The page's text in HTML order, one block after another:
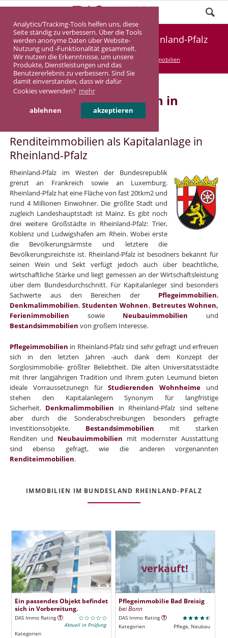
Analytics/Tracking-Tools helfen uns, diese
Seite ständig zu verbessern. Über die Tools
werden anonyme Daten über Website-
Nutzung und -Funktionalität gesammelt.
Wir nutzen die Erkenntnisse, um unsere
Produkte, Dienstleistungen und das
Benutzererlebnis zu verbessern. Sind Sie
damit einverstanden, dass wir dafür
Cookies verwenden? mehr
ablehnen akzeptieren
Kapitalanlageimmobilien in Rheinland-Pfalz
DASINVEST Service Kapitalanlageimmobilien
Kapitalanlageimmobilien in
Rheinland-Pfalz
Renditeimmobilien als Kapitalanlage in
Rheinland-Pfalz
Rheinland-Pfalz im Westen der Bundesrepublik
grenzt an Frankreich sowie an Luxemburg.
Rheinland-Pfalz hat eine Fläche von fast 20tkm2 und
rund 4 Millionen Einwohner. Die größte Stadt und
zugleich Landeshauptstadt ist Mainz. Es gibt noch
drei weitere Großstädte in Rheinland-Pfalz: Trier,
Koblenz und Ludwigshafen am Rhein. Wobei erste
die Bevölkerungsärmste und letztere die
Bevölkerungsreichste ist. Rheinland-Pfalz ist besodners bekannt für
seinen Wein und Sekt verfügt jedoch auch über beachtliche,
wirtschaftliche Stärke und liegt gemessen an der Wirtschaftsleistung
über dem Bundesdurchschnitt. Für Kapitalanleger sind besonders
Sachwerte aus den Bereichen der Pflegeimmobilien,
Denkmalimmobilien,Studenten Wohnen, Betreutes Wohnen,
Ferienimmobilien sowie Neubauimmobilien und
Bestandsimmobilien von großem Interesse.
Pflegeimmobilien in Rheinland-Pfalz sind sehr gefragt und erfreuen
sich in den letzten Jahren -auch dank dem Konzept der
Sorglosimmobilie- größter Beliebtheit. Die alten Universitätsstädte
mit Ihrer langjährigen Tradition und Ihrem guten Leumund bieten
ideale Vorraussetzunegn fürStudierenden Wohnheime und
stehen den Kapitalanlegern Synonym für langfristige
Sicherheit. Denkmalimmobilien in Rheinland-Pfalz sind seltene
aber durch die Sonderabschreibungen besonders gefragte
Investitionsobjekte. Bestandsimmobilien
mit starken
Renditen und Neubauimmobilien mit modernster Ausstattung
sind ebenso gefragt, wie die anderen vorgenannten
Renditeimmobilien.
IMMOBILIEN IM BUNDESLAND RHEINLAND-PFALZ
Ein passendes Objekt befindet
sich in Vorbereitung.
DAS Immo Rating
Aktuell in Prüfung
Kategorien
verkauft!
Pflegeimmobilie Bad Breisig
bei Bonn
DAS Immo Rating
Kategorien
Pflege, Neubau